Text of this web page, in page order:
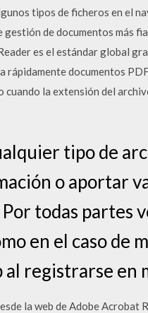
tipos de ficheros en el
de documentos más
es el estándar global
documentos
la extensión del
tipo de
o aportar
todas partes
en el caso de
registrarse en
la web de Adobe Acrobat